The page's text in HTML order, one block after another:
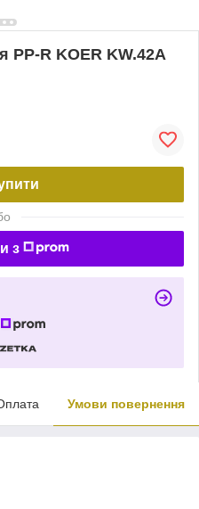
PP-R KOER KW.42А
з
Умови повернення